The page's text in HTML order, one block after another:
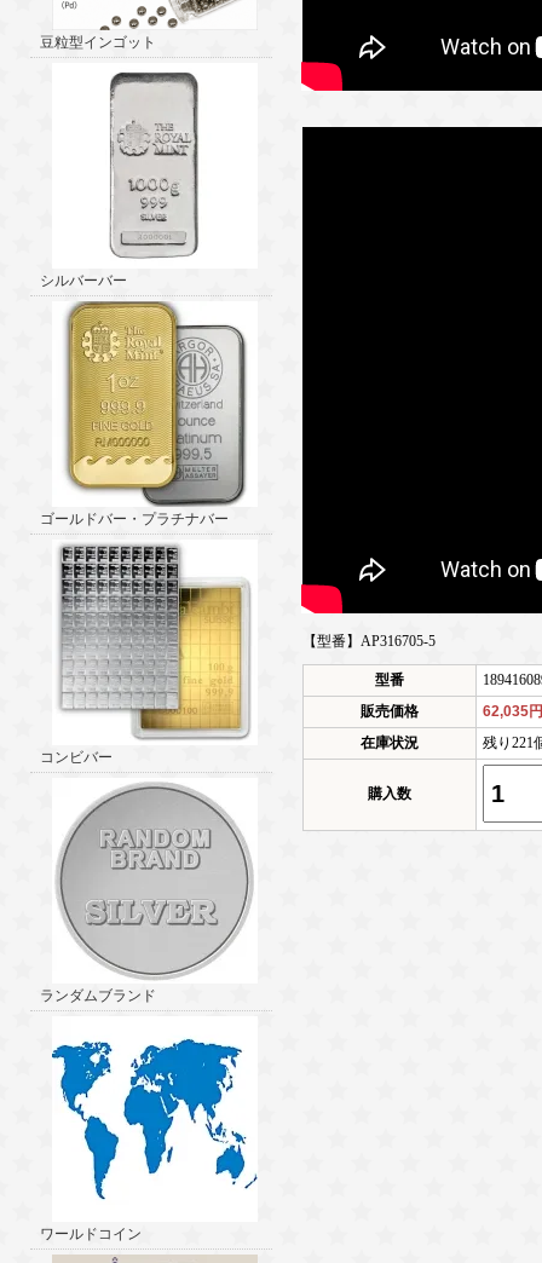
豆粒型インゴット
シルバーバー
ゴールドバー・プラチナバー
コンビバー
ランダムブランド
ワールドコイン
【型番】AP316705-5
型番
販売価格
62,035
在庫状況
残り221
購入数